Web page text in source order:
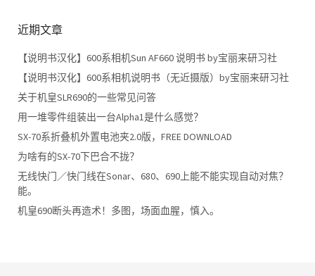
近期文章
【说明书汉化】600系相机Sun AF660 说明书 by宝丽来研习社
【说明书汉化】600系相机说明书（无近摄版）by宝丽来研习社
关于机皇SLR690的一些常见问答
用一堆零件组装出一台Alpha1是什么感觉？
SX-70系折叠机外置电池夹2.0版，FREE DOWNLOAD
为啥有的SX-70下巴合不拢？
无线快门／快门线在Sonar、680、690上能不能实现自动对焦？
能。
机皇690断头再造术！多图，场面血腥，慎入。